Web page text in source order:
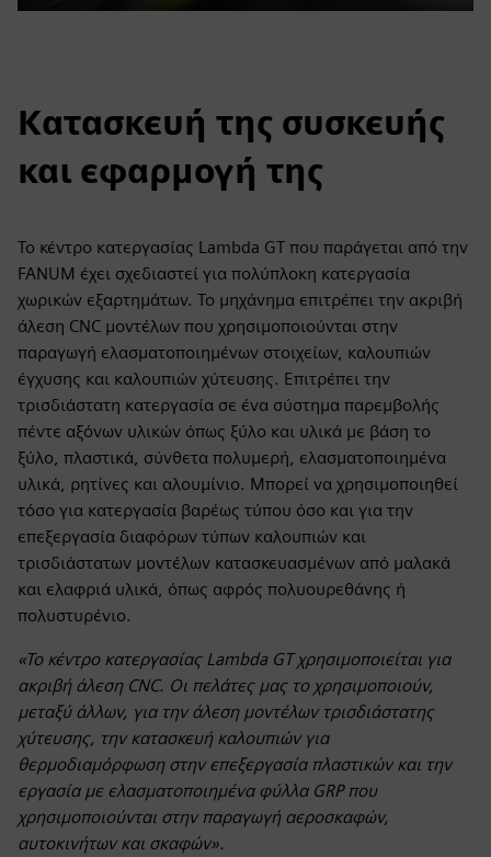
Play Mute
EnableSettings
PIP
Enter
Κατασκευή της συσκευής
και εφαρμογή της
Το κέντρο κατεργασίας Lambda GT που παράγεται από την
FANUM έχει σχεδιαστεί για πολύπλοκη κατεργασία
χωρικών εξαρτημάτων. Το μηχάνημα επιτρέπει την ακριβή
άλεση CNC μοντέλων που χρησιμοποιούνται στην
παραγωγή ελασματοποιημένων στοιχείων, καλουπιών
έγχυσης και καλουπιών χύτευσης. Επιτρέπει την
τρισδιάστατη κατεργασία σε ένα σύστημα παρεμβολής
πέντε αξόνων υλικών όπως ξύλο και υλικά με βάση το
ξύλο, πλαστικά, σύνθετα πολυμερή, ελασματοποιημένα
υλικά, ρητίνες και αλουμίνιο. Μπορεί να χρησιμοποιηθεί
τόσο για κατεργασία βαρέως τύπου όσο και για την
επεξεργασία διαφόρων τύπων καλουπιών και
τρισδιάστατων μοντέλων κατασκευασμένων από μαλακά
και ελαφριά υλικά, όπως αφρός πολυουρεθάνης ή
πολυστυρένιο.
«Το κέντρο κατεργασίας Lambda GT χρησιμοποιείται για
ακριβή άλεση CNC. Οι πελάτες μας το χρησιμοποιούν,
μεταξύ άλλων, για την άλεση μοντέλων τρισδιάστατης
χύτευσης, την κατασκευή καλουπιών για
θερμοδιαμόρφωση στην επεξεργασία πλαστικών και την
εργασία με ελασματοποιημένα φύλλα GRP που
χρησιμοποιούνται στην παραγωγή αεροσκαφών,
αυτοκινήτων και σκαφών».